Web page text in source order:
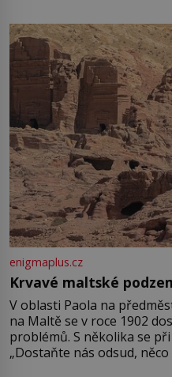
enigmaplus.cz
Krvavé maltské
V oblasti Paola na
na Maltě se v roce 1902
problémů. S několika se
„Dostaňte nás odsud, něco